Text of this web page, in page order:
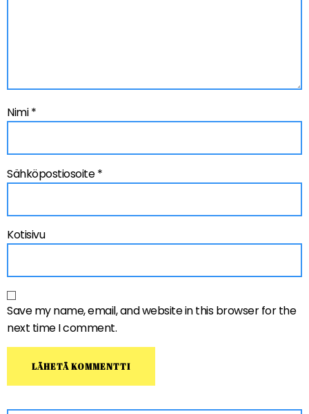
Nimi*
Sähköpostiosoite*
Kotisivu
Save my name, email, and website in this browser for the
next time I comment.